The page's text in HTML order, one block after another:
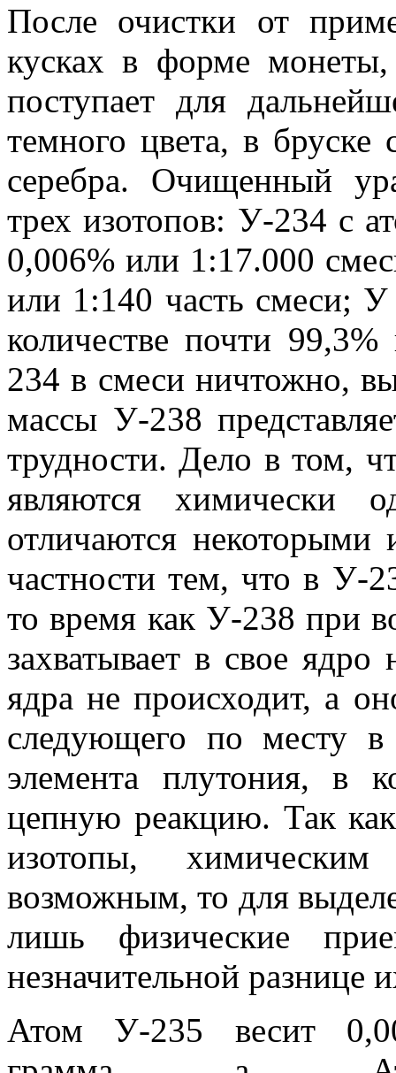
После очистки от
кусках в форме
поступает для
темного цвета, в
се­ребра. Очищенный
трех изотопов: У-234 с
0,006% или 1:17.000
или 1:140 часть смеси;
количестве почти
234 в смеси ничтож­но,
массы У-238
трудности. Дело в том,
являются химически
отличаются
частности тем, что в У-
то время как У-238 при
захва­тывает в свое
ядра не происходит, а
следующего по месту в
элемента плутония, в
цепную реакцию. Так
изотопы,
возможным, то для
лишь физические
незначительной раз­нице
Атом У-235 весит